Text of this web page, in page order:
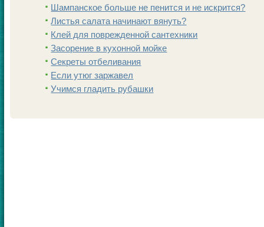
Шампанскoе больше не пенится и не искрится?
Листья салата начинают вянуть?
Клей для поврежденной сантехники
Заcoрение в кухонной мойке
Секреты отбеливания
Если утюг заржавел
Учимся гладить рубашки